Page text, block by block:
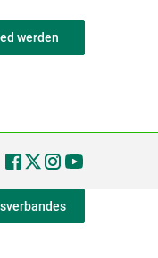
werden